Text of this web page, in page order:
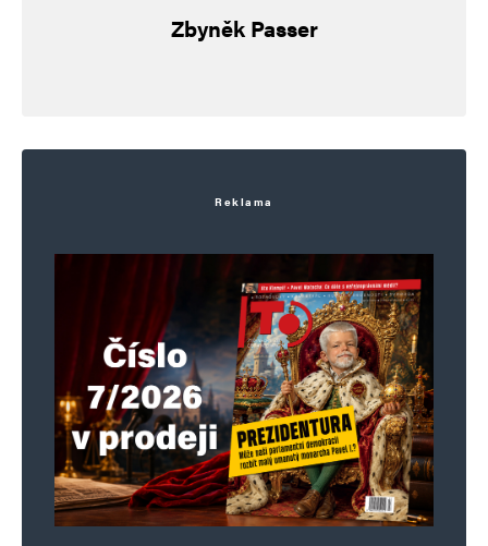
Alternative:Zbyněk Passer
Reklama